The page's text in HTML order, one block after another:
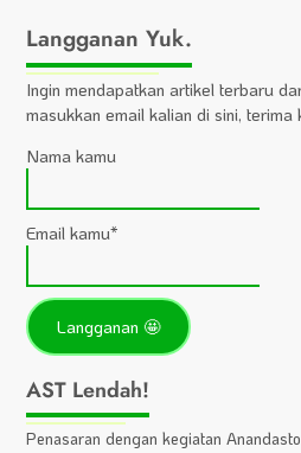
Langganan Yuk.
Ingin mendapatkan artikel terbaru
masukkan email kalian di sini, terima
Nama kamu
Email kamu*
AST Lendah!
Penasaran dengan kegiatan